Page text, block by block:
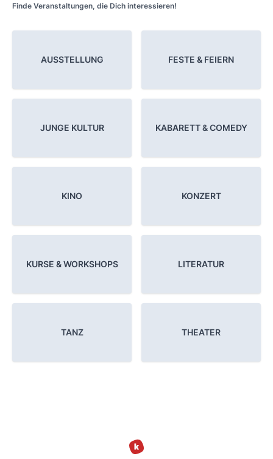
Finde Veranstaltungen, die Dich interessieren!
AUSSTELLUNG FESTE & FEIERN
JUNGE KULTUR KABARETT & COMEDY
KINO KONZERT
KURSE & WORKSHOPS LITERATUR
TANZ THEATER